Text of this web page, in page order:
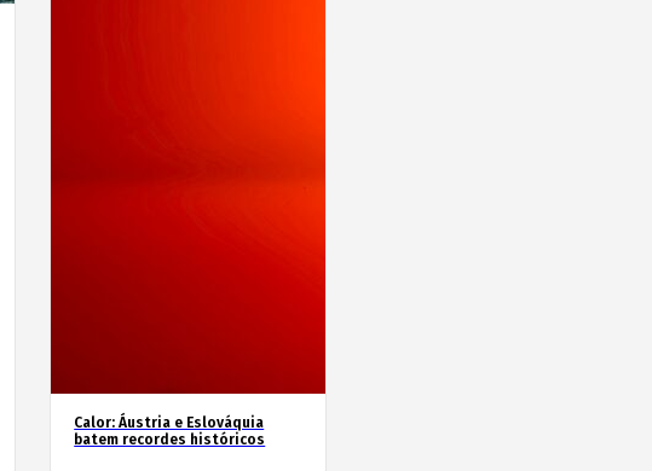
Calor: Áustria e Eslováquia
batem recordes históricos